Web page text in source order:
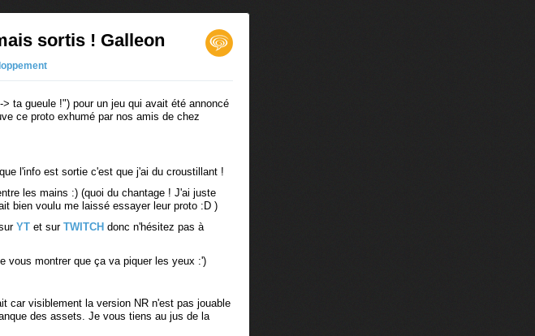
sortis ! Galleon
ta gueule !") pour un jeu qui avait été annoncé
ce proto exhumé par nos amis de chez
l'info est sortie c'est que j'ai du croustillant !
les mains :) (quoi du chantage ! J'ai juste
bien voulu me laissé essayer leur proto :D )
YT et sur TWITCH donc n'hésitez pas à
vous montrer que ça va piquer les yeux :')
car visiblement la version NR n'est pas jouable
des assets. Je vous tiens au jus de la